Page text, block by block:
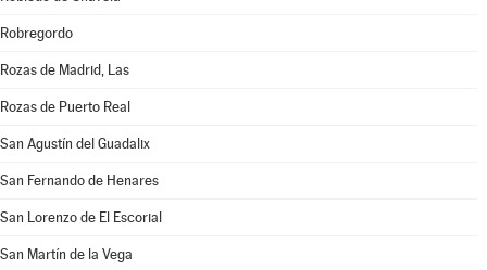
Robregordo
Rozas de Madrid, Las
Rozas de Puerto Real
San Agustín del Guadalix
San Fernando de Henares
San Lorenzo de El Escorial
San Martín de la Vega